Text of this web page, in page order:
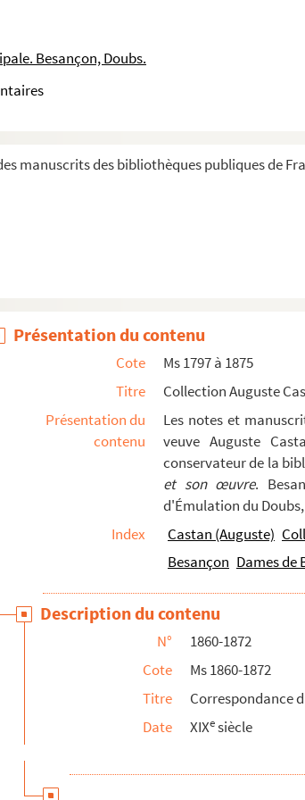
Besançon, Doubs.
manuscrits des bibliothèques publiques de
Présentation du contenu
Cote
Ms 1797 à 1875
Titre
Collection Auguste
Présentation du
contenu
Les notes et
veuve Auguste
conservateur de la
et son œuvre.
d'Émulation du Doubs,
Index
Castan (Auguste)
Besançon Dames de
Description du contenu
N°
1860-1872
Cote
Ms 1860-1872
Titre
Correspondance
Date
XIXesiècle